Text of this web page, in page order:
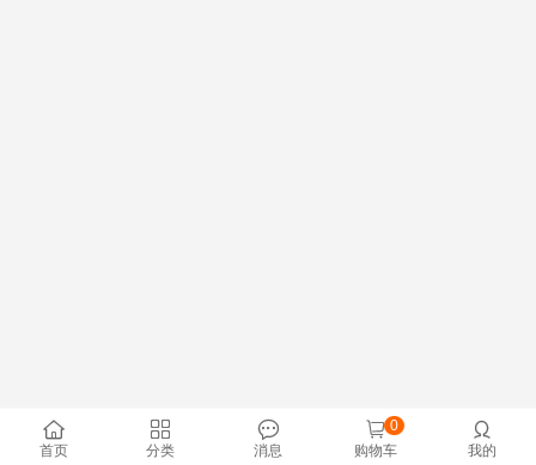

首页

分类

消息

购物车
0 
我的